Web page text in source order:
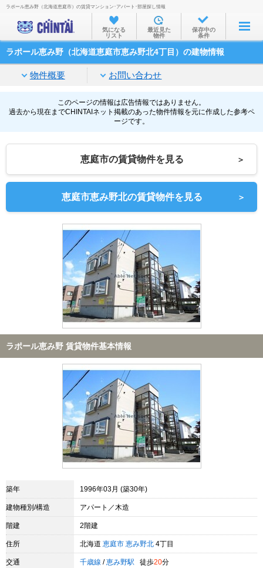
お部屋を探す
沿線・駅から
家賃相場から
通勤通学時間から
物件特集から
不動産会社から
TOP
ラポール恵み野（北海道恵庭市）の賃貸マンション･アパート･部屋探し情報
気になる
リスト
最近見た
物件
保存中の
条件
ラポール恵み野（北海道恵庭市恵み野北4丁目）の建物情報
物件概要 お問い合わせ
このページの情報は広告情報ではありません。
過去から現在までCHINTAIネット掲載のあった物件情報を元に作成した参考ペ
ージです。
恵庭市の賃貸物件を見る ＞
恵庭市恵み野北の賃貸物件を見る ＞
ラポール恵み野 賃貸物件基本情報
築年 1996年03月 (築30年)
建物種別/構造 アパート／木造
階建 2階建
住所 北海道 恵庭市 恵み野北 4丁目
交通 千歳線 / 恵み野駅 徒歩20分